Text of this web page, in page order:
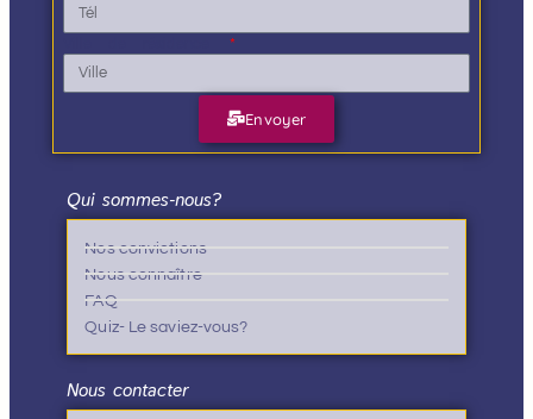
Envoyer
Qui sommes-nous?
Nos convictions
Nous connaître
FAQ
Quiz- Le saviez-vous?
Nous contacter